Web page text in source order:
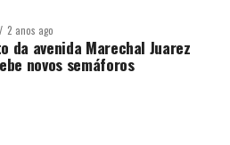
2 anos ago
da avenida Marechal Juarez
novos semáforos